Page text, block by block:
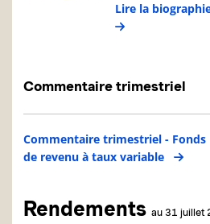
Lire la
Commentaire trimestriel
Commentaire trimestriel -
de revenu à taux variable
Rendements au 31 juillet